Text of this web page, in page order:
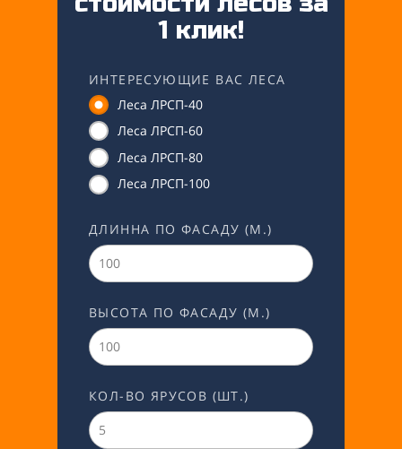
1 клик!
ИНТЕРЕСУЮЩИЕ ВАС ЛЕСА
Леса ЛРСП-40
Леса ЛРСП-60
Леса ЛРСП-80
Леса ЛРСП-100
ДЛИННА ПО ФАСАДУ (М.)
ВЫСОТА ПО ФАСАДУ (М.)
КОЛ-ВО ЯРУСОВ (ШТ.)